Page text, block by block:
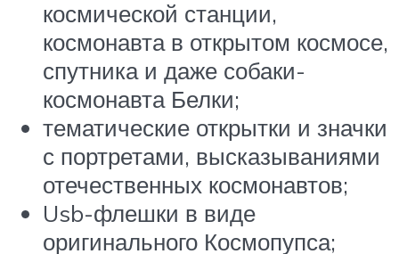
космической станции,
космонавта в открытом космосе,
спутника и даже собаки-
космонавта Белки;
тематические открытки и значки
с портретами, высказываниями
отечественных космонавтов;
Usb-флешки в виде
оригинального Космопупса;